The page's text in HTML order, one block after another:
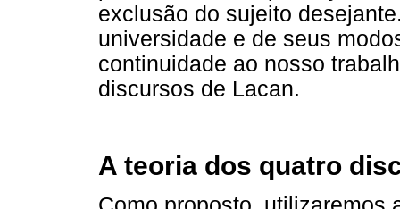
exclusão do sujeito
universidade e de seus
continuidade ao nosso
discursos de Lacan.
A teoria dos quatro